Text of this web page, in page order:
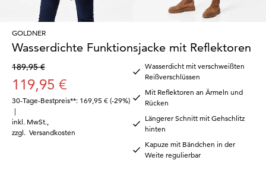
GOLDNER
Wasserdichte Funktionsjacke mit Reflektoren
189,95 €
119,95 €
30-Tage-Bestpreis**: 169,95 € (-29%)
|
inkl. MwSt.
zzgl. Versandkosten
Wasserdicht mit verschweißten
Reißverschlüssen
Mit Reflektoren an Ärmeln und
Rücken
Längerer Schnitt mit Gehschlitz
hinten
Kapuze mit Bändchen in der
Weite regulierbar